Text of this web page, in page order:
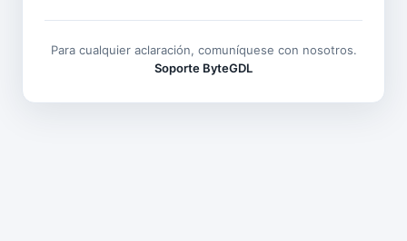
Para cualquier aclaración, comuníquese con nosotros.
Soporte ByteGDL